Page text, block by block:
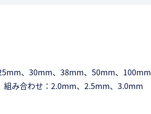
、30mm、38mm、50mm、100mm
組み合わせ：2.0mm、2.5mm、3.0mm